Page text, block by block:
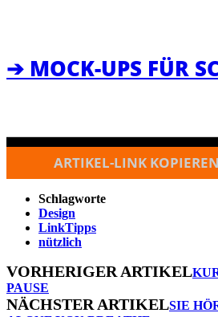
➔ MOCK-UPS FÜR
ARTIKEL-LINK
Schlagworte
Design
LinkTipps
nützlich
VORHERIGER ARTIKEL
PAUSE
NÄCHSTER ARTIKELSIE